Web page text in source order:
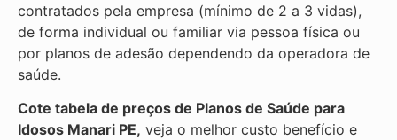
contratados pela empresa (mínimo de 2 a 3 vidas),
de forma individual ou familiar via pessoa física ou
por planos de adesão dependendo da operadora de
saúde.
Cote tabela de preços de Planos de Saúde para
Idosos Manari PE, veja o melhor custo benefício e